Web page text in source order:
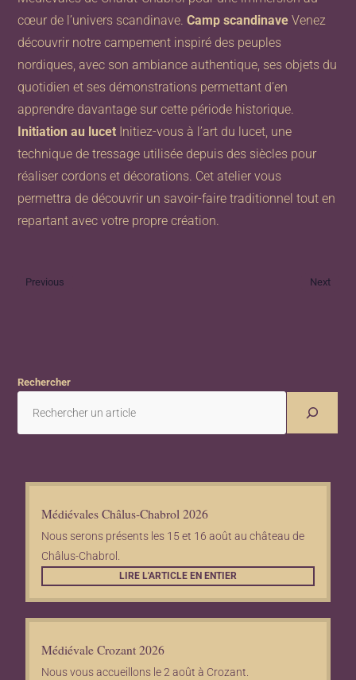
cœur de l’univers scandinave.Camp scandinave Venez
découvrir notre campement inspiré des peuples
nordiques, avec son ambiance authentique, ses objets du
quotidien et ses démonstrations permettant d’en
apprendre davantage sur cette période historique.
Initiation au lucet Initiez-vous à l’art du lucet, une
technique de tressage utilisée depuis des siècles pour
réaliser cordons et décorations. Cet atelier vous
permettra de découvrir un savoir-faire traditionnel tout en
repartant avec votre propre création.
Previous Next
Rechercher
Médiévales Châlus-Chabrol 2026
Nous serons présents les 15 et 16 août au château de
Châlus-Chabrol.
LIRE L'ARTICLE EN ENTIER
Médiévale Crozant 2026
Nous vous accueillons le 2 août à Crozant.